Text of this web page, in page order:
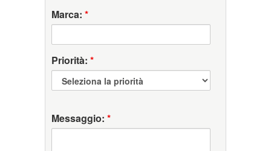
Marca: *
Priorità: *
Messaggio: *